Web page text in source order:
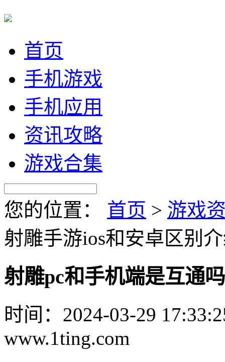
首页
手机游戏
手机应用
资讯攻略
游戏合集
您的位置： 首页 > 游戏
射雕手游ios和安卓区别
射雕pc和手机端是互通
时间：2024-03-29
www.1ting.com